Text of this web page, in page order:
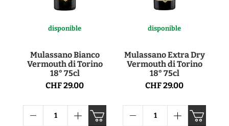
disponible
Mulassano Bianco
Vermouth di Torino
18° 75cl
CHF 29.00
disponible
Mulassano Extra Dry
Vermouth di Torino
18° 75cl
CHF 29.00